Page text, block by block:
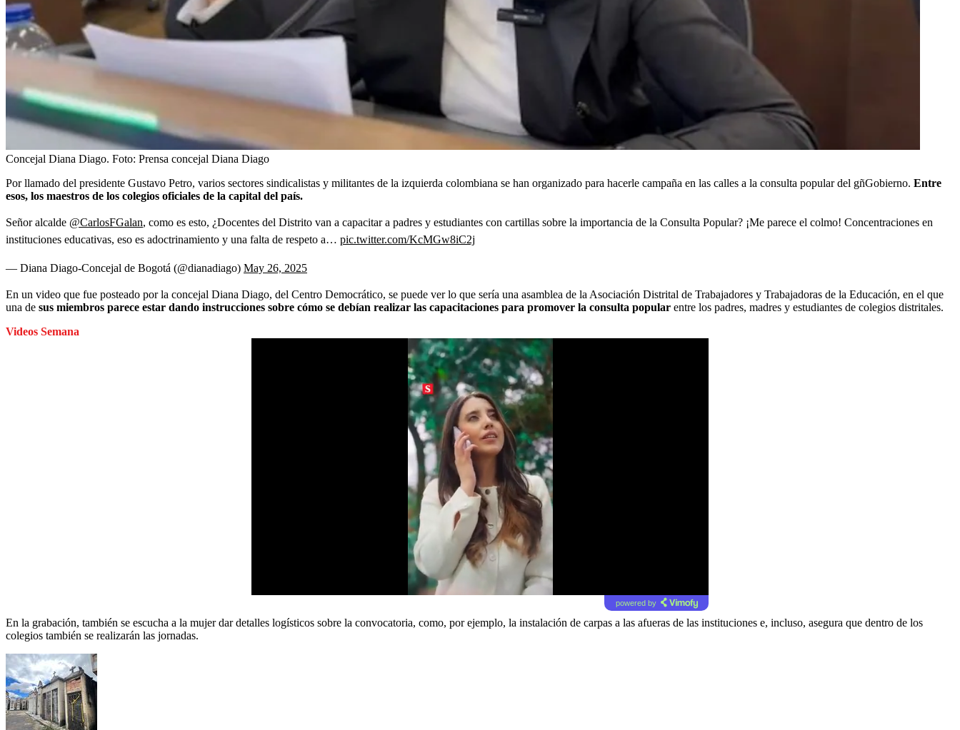
Concejal Diana Diago. Foto: Prensa concejal Diana Diago
Por llamado del presidente Gustavo Petro, varios sectores sindicalistas y militantes de la izquierda colombiana se han organizado para hacerle campaña en las calles a la consulta popular del gñGobierno. Entre
esos, los maestros de los colegios oficiales de la capital del país.
Señor alcalde @CarlosFGalan, como es esto, ¿Docentes del Distrito van a capacitar a padres y estudiantes con cartillas sobre la importancia de la Consulta Popular? ¡Me parece el colmo! Concentraciones en
instituciones educativas, eso es adoctrinamiento y una falta de respeto a… pic.twitter.com/KcMGw8iC2j
— Diana Diago-Concejal de Bogotá (@dianadiago) May 26, 2025
En un video que fue posteado por la concejal Diana Diago, del Centro Democrático, se puede ver lo que sería una asamblea de la Asociación Distrital de Trabajadores y Trabajadoras de la Educación, en el que
una de sus miembros parece estar dando instrucciones sobre cómo se debían realizar las capacitaciones para promover la consulta popular entre los padres, madres y estudiantes de colegios distritales.
Videos Semana
powered by
En la grabación, también se escucha a la mujer dar detalles logísticos sobre la convocatoria, como, por ejemplo, la instalación de carpas a las afueras de las instituciones e, incluso, asegura que dentro de los
colegios también se realizarán las jornadas.